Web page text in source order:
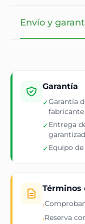
Envío y
Garantía
✓Garantía
fabricante
✓Entrega
✓Equipo
Términos
›
›Reserva